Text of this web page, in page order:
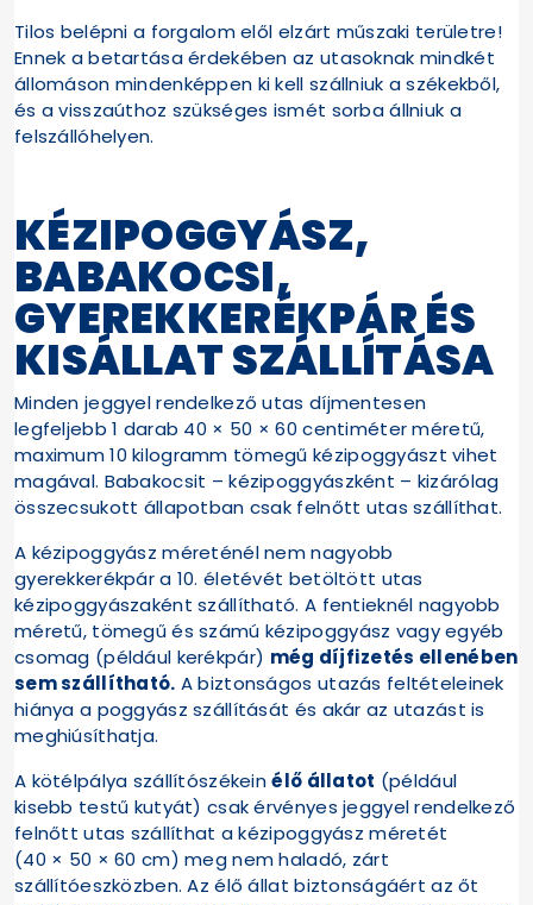
Tilos belépni a forgalom elől elzárt műszaki területre!
Ennek a betartása érdekében az utasoknak mindkét
állomáson mindenképpen ki kell szállniuk a székekből,
és a visszaúthoz szükséges ismét sorba állniuk a
felszállóhelyen.
KÉZIPOGGYÁSZ,
BABAKOCSI,
GYEREKKERÉKPÁR ÉS
KISÁLLAT SZÁLLÍTÁSA
Minden jeggyel rendelkező utas díjmentesen
legfeljebb 1 darab 40 × 50 × 60 centiméter méretű,
maximum 10 kilogramm tömegű kézipoggyászt vihet
magával. Babakocsit – kézipoggyászként – kizárólag
összecsukott állapotban csak felnőtt utas szállíthat.
A kézipoggyász méreténél nem nagyobb
gyerekkerékpár a 10. életévét betöltött utas
kézipoggyászaként szállítható. A fentieknél nagyobb
méretű, tömegű és számú kézipoggyász vagy egyéb
csomag (például kerékpár) még díjfizetés ellenében
sem szállítható. A biztonságos utazás feltételeinek
hiánya a poggyász szállítását és akár az utazást is
meghiúsíthatja.
A kötélpálya szállítószékeinélő állatot (például
kisebb testű kutyát) csak érvényes jeggyel rendelkező
felnőtt utas szállíthat a kézipoggyász méretét
(40 × 50 × 60 cm) meg nem haladó, zárt
szállítóeszközben. Az élő állat biztonságáért az őt